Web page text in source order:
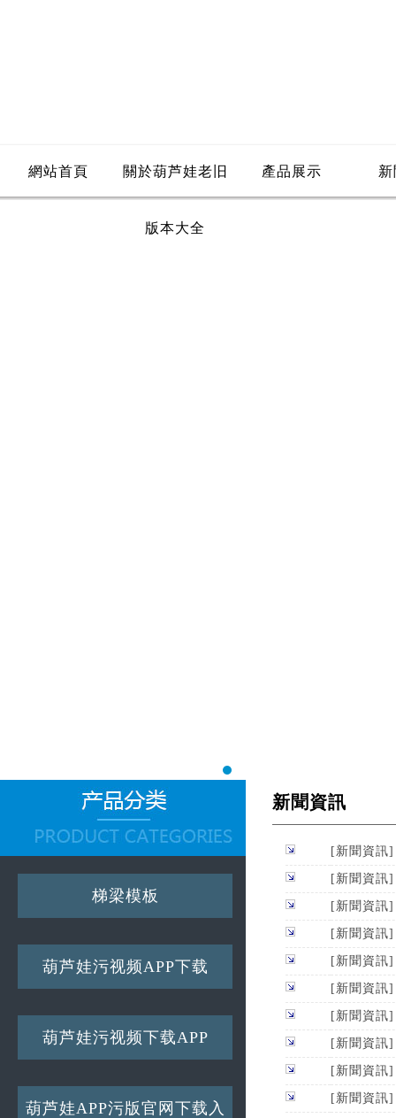
網站首頁 關於葫芦娃老旧
版本大全
產品展示
梯梁模板
葫芦娃污视频APP下载
葫芦娃污视频下载APP
葫芦娃APP污版官网下载入
新聞資訊
[新聞資
[新聞資
[新聞資
[新聞資
[新聞資
[新聞資
[新聞資
[新聞資
[新聞資
[新聞資